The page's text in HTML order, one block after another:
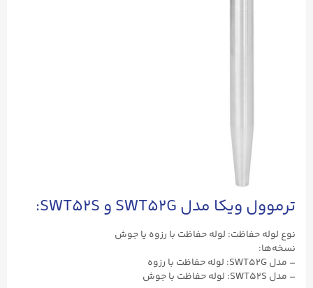
ترموول ویکا مدل SWT52G و SWT52S:
نوع لوله حفاظت: لوله حفاظت با رزوه یا جوش
نسخه‌ها:
– مدل SWT52G: لوله حفاظت با رزوه
– مدل SWT52S: لوله حفاظت با جوش